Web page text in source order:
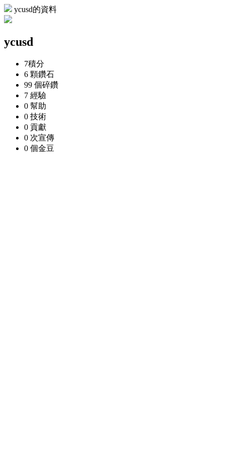
ycusd的資料
ycusd
7積分
6 顆鑽石
99 個碎鑽
7 經驗
0 幫助
0 技術
0 貢獻
0 次宣傳
0 個金豆